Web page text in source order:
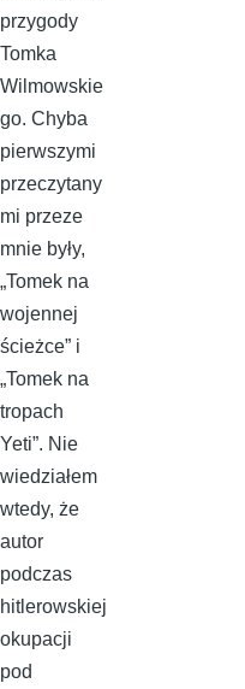
przygody
Tomka
Wilmowskie
go. Chyba
pierwszymi
przeczytany
mi przeze
mnie były,
„Tomek na
wojennej
ścieżce” i
„Tomek na
tropach
Yeti”. Nie
wiedziałem
wtedy, że
autor
podczas
hitlerowskiej
okupacji
pod